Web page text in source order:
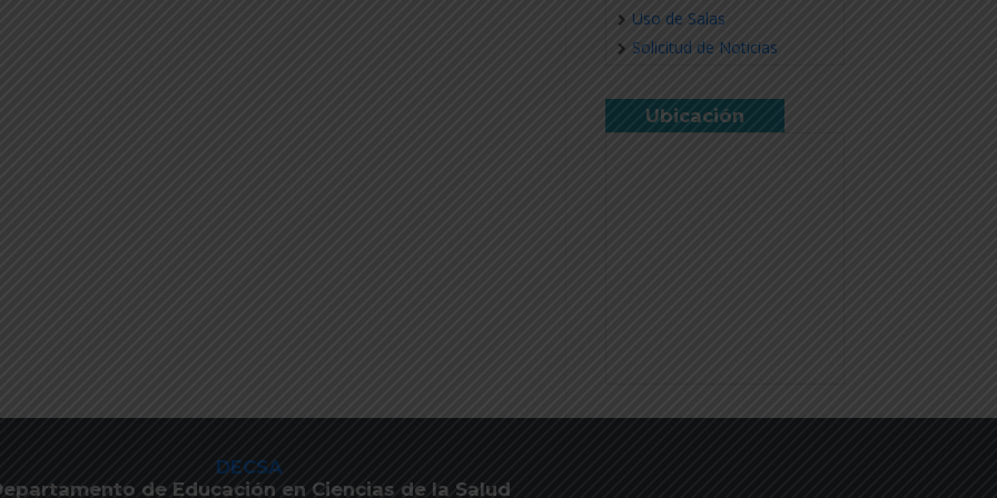
Uso de Salas
Solicitud de Noticias
Ubicación
DECSA
de Educación en Ciencias de la Salud